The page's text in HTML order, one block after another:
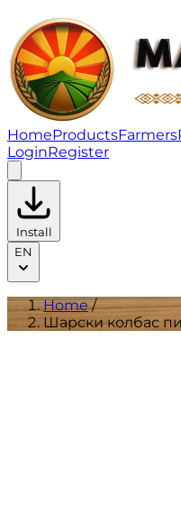
Шарски колбас пикант
HomeProductsFarmers
LoginRegister
Install
EN
Home/
Шарски колбас